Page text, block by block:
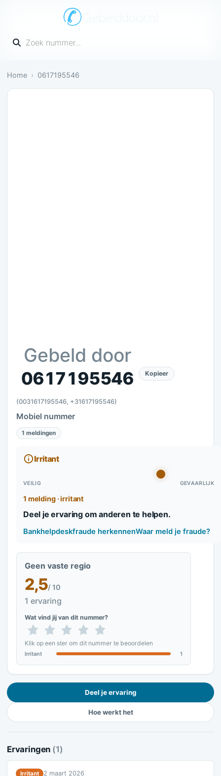
Gebelddoor.nl
Vul een telefoonnummer in
Home 0617195546
Gebeld door
0617195546
(0031617195546, +31617195546)
Kopieer
Mobiel nummer
1 meldingen
Irritant
VEILIG GEVAARLIJK
1 melding · irritant
Deel je ervaring om anderen te helpen.
Bankhelpdeskfraude herkennenWaar meld je fraude?
Geen vaste regio
2,5/ 10
1 ervaring
Wat vind jij van dit nummer?
Klik op een ster om dit nummer te beoordelen
Irritant 1
Deel je ervaring
Hoe werkt het
Ervaringen (1)
Irritant 2 maart 2026